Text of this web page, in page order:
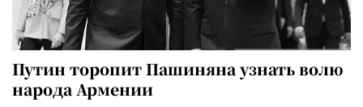
Путин торопит Пашиняна узнать волю
народа Армении